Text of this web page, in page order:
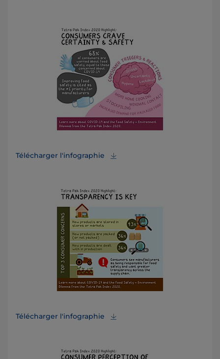
Télécharger l'infographie
Télécharger l'infographie